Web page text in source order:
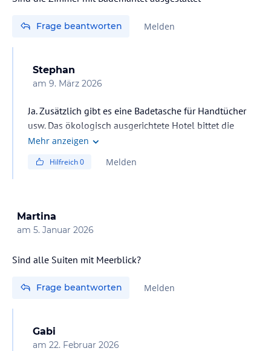
Frage beantworten Melden
Stephan
am 9. März 2026
Ja. Zusätzlich gibt es eine Badetasche für Handtücher
usw. Das ökologisch ausgerichtete Hotel bittet die
Gäste jedoch ihre eigenen Flipflops mitzubringen, um
diesem tollen Hotel!
Mehr anzeigen
Hilfreich0 Melden
Martina
am 5. Januar 2026
Sind alle Suiten mit Meerblick?
Frage beantworten Melden
Gabi
am 22. Februar 2026